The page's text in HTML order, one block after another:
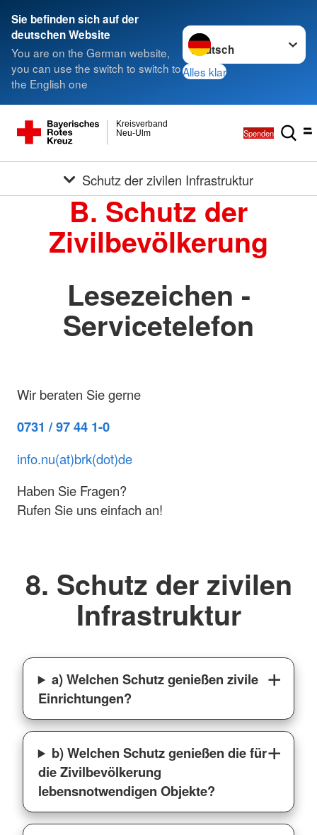
Sie befinden sich auf der
deutschen Website
You are on the German website,
you can use the switch to switch to
the English one
Sprache wechseln zu
Alles klar
Neu-Ulm
Kreisverband
Spenden
Schutz der zivilen Infrastruktur
B. Schutz der
Zivilbevölkerung
Lesezeichen -
Servicetelefon
Wir beraten Sie gerne
0731 / 97 44 1-0
info.nu(at)brk(dot)de
Haben Sie Fragen?
Rufen Sie uns einfach an!
8. Schutz der zivilen
Infrastruktur
a) Welchen Schutz genießen zivile
Einrichtungen?
b) Welchen Schutz genießen die für
die Zivilbevölkerung
lebensnotwendigen Objekte?